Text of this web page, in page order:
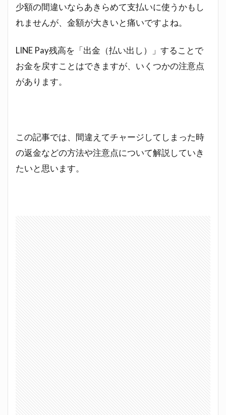
少額の間違いならあきらめて支払いに使うかもし
れませんが、金額が大きいと痛いですよね。
LINE Pay残高を「出金（払い出し）」することで
お金を戻すことはできますが、いくつかの注意点
があります。
この記事では、間違えてチャージしてしまった時
の返金などの方法や注意点について解説していき
たいと思います。